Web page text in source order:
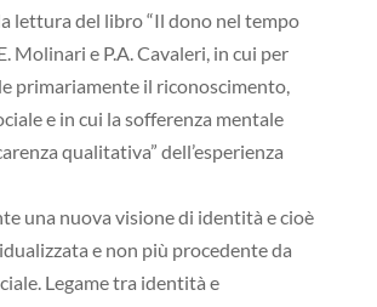
lettura del libro “Il dono nel tempo
Molinari e P.A. Cavaleri, in cui per
primariamente il riconoscimento,
e in cui la sofferenza mentale
qualitativa” dell’esperienza
una nuova visione di identità e cioè
e non più procedente da
Legame tra identità e